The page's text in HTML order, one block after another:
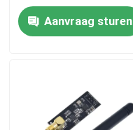
Over Ons
Kwaliteitscontrole
GPRS SMS
Aanvraag sturen